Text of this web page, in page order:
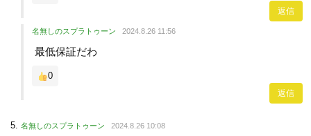
返信
名無しのスプラトゥーン 2024.8.26 11:56
最低保証だわ
0
返信
名無しのスプラトゥーン 2024.8.26 10:08